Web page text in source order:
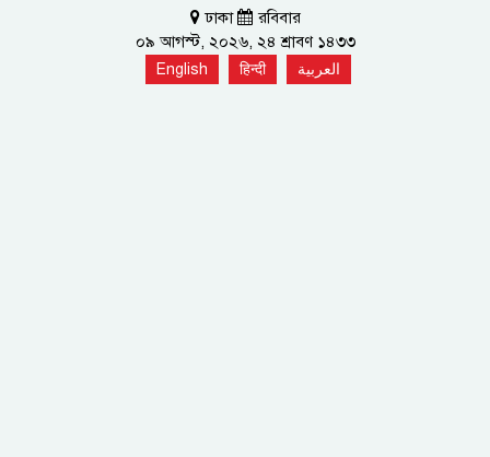
ঢাকা
রবিবার
০৯ আগস্ট, ২০২৬, ২৪ শ্রাবণ ১৪৩৩
English हिन्दी العربية